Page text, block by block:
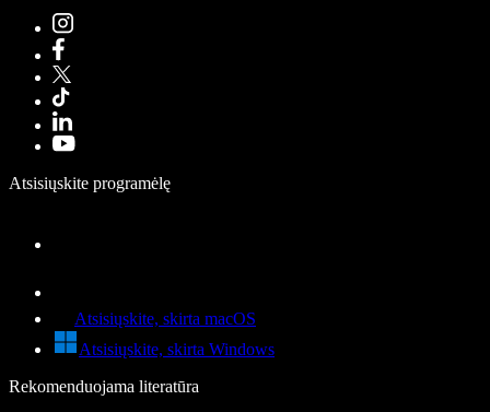
Atsisiųskite programėlę
Atsisiųskite, skirta macOS
Atsisiųskite, skirta Windows
Rekomenduojama literatūra